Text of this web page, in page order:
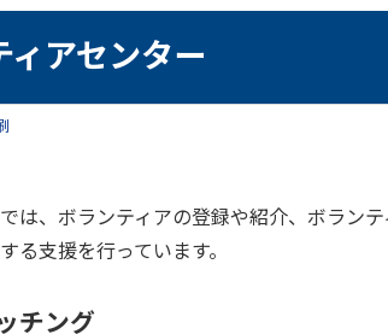
ィアセンター
は、ボランティアの登録や紹介、ボラン
る支援を行っています。
チング